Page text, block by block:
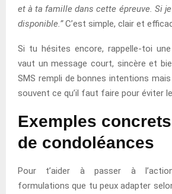
et à ta famille dans cette épreuve. Si je
disponible.”C’est simple, clair et
Si tu hésites encore, rappelle-toi
vaut un message court, sincère et
SMS rempli de bonnes intentions mais
souvent ce qu’il faut faire pour éviter
Exemples
de condoléances
Pour t’aider à passer à
formulations que tu peux adapter